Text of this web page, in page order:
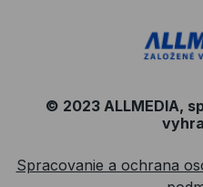
© 2023 ALLMEDIA,
Spracovanie a ochrana